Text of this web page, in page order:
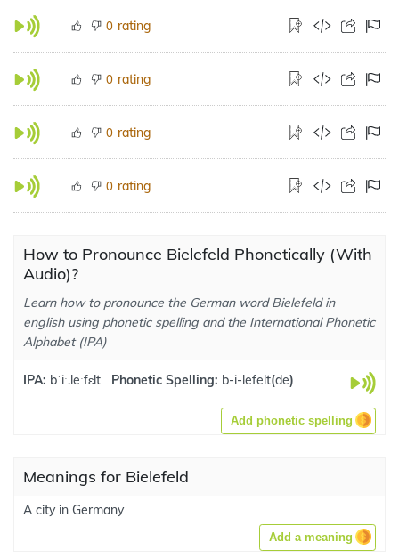
0 rating
0 rating
0 rating
0 rating
How to Pronounce Bielefeld Phonetically (With
Audio)?
Learn how to pronounce the German word Bielefeld in
english using phonetic spelling and the International Phonetic
Alphabet (IPA)
IPA: bˈiː.leːfɛlt Phonetic Spelling: b-i-lefelt(de)
Add phonetic spelling
Meanings for Bielefeld
A city in Germany
Add a meaning